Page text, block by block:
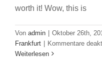
worth it! Wow, this is
Von admin | Oktober 26th,
Frankfurt | Kommentare
Weiterlesen